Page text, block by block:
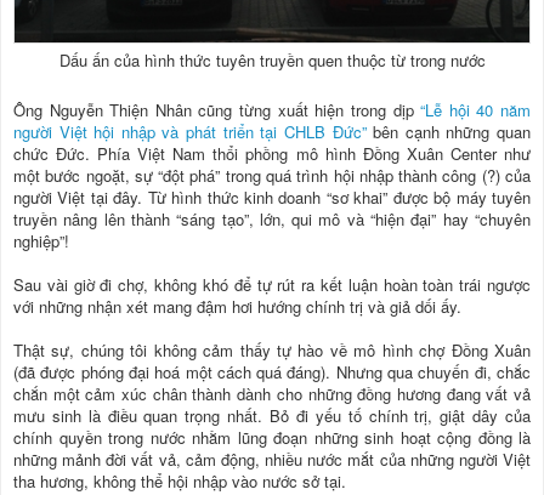
Dấu ấn của hình thức tuyên truyền quen thuộc từ trong nước
Ông Nguyễn Thiện Nhân cũng từng xuất hiện trong dịp“Lễ hội 40 năm
người Việt hội nhập và phát triển tại CHLB Đức”bên cạnh những quan
chức Đức. Phía Việt Nam thổi phồng mô hình Đồng Xuân Center như
một bước ngoặt, sự “đột phá” trong quá trình hội nhập thành công (?) của
người Việt tại đây. Từ hình thức kinh doanh “sơ khai” được bộ máy tuyên
truyền nâng lên thành “sáng tạo”, lớn, qui mô và “hiện đại” hay “chuyên
nghiệp”!
Sau vài giờ đi chợ, không khó để tự rút ra kết luận hoàn toàn trái ngược
với những nhận xét mang đậm hơi hướng chính trị và giả dối ấy.
Thật sự, chúng tôi không cảm thấy tự hào về mô hình chợ Đồng Xuân
(đã được phóng đại hoá một cách quá đáng). Nhưng qua chuyến đi, chắc
chắn một cảm xúc chân thành dành cho những đồng hương đang vất vả
mưu sinh là điều quan trọng nhất. Bỏ đi yếu tố chính trị, giật dây của
chính quyền trong nước nhằm lũng đoạn những sinh hoạt cộng đồng là
những mảnh đời vất vả, cảm động, nhiều nước mắt của những người Việt
tha hương, không thể hội nhập vào nước sở tại.